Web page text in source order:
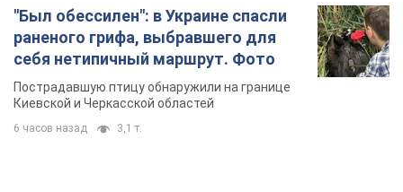
"Был обессилен": в Украине спасли
раненого грифа, выбравшего для
себя нетипичный маршрут. Фото
Пострадавшую птицу обнаружили на границе
Киевской и Черкасской областей
6 часов назад 3,1 т.